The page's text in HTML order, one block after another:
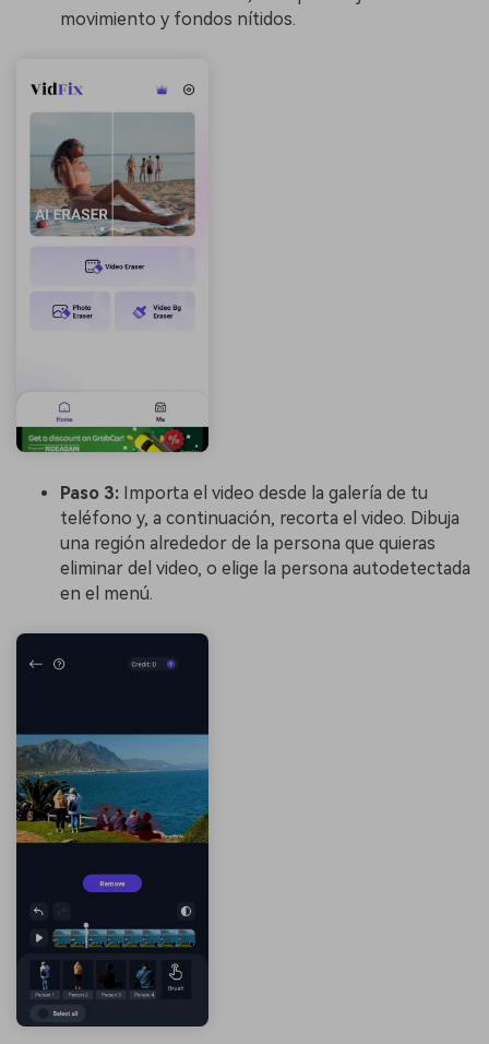
movimiento y fondos nítidos.
Paso 3: Importa el video desde la galería de tu
teléfono y, a continuación, recorta el video. Dibuja
una región alrededor de la persona que quieras
eliminar del video, o elige la persona autodetectada
en el menú.